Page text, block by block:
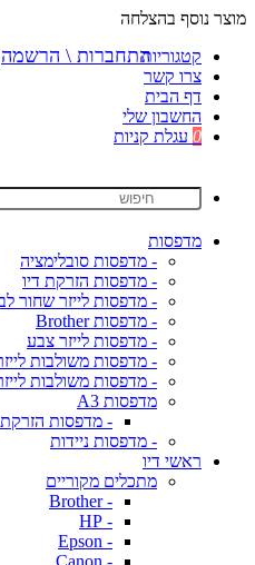
מוצר נוסף בהצלחה
קטגוריות
צרו קשר
דף הבית
החשבון שלי
0 עגלת קניות
מדפסות
- מדפסות סובלימציה
- מדפסות הזרקת דיו
- מדפסות לייזר שחור
- מדפסות Brother
- מדפסות לייזר צבע
- מדפסות משולבות
- מדפסות משולבות
מדפסות A3
- מדפסות הזרקת
- מדפסות ניידות
ראשי דיו
מתכלים מקוריים
- Brother
- HP
- Epson
- Canon
התחברות \ הרשמה